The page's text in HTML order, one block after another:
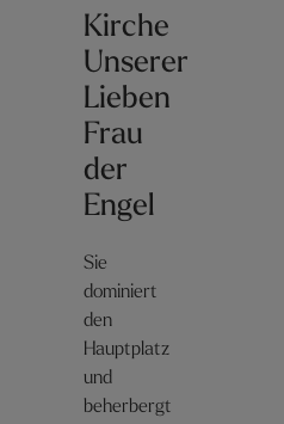
Kirche
Unserer
Lieben
Frau
der
Engel
Sie
dominiert
den
Hauptplatz
und
beherbergt